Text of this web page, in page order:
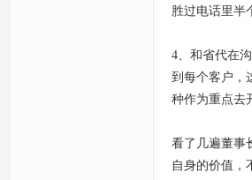
胜过电话里半
4、和省代在
到每个客户，
种作为重点去
看了几遍董事
自身的价值，